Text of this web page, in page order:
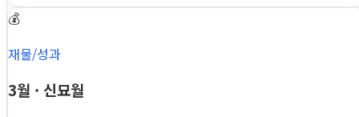
💰
재물/성과
3월 · 신묘월